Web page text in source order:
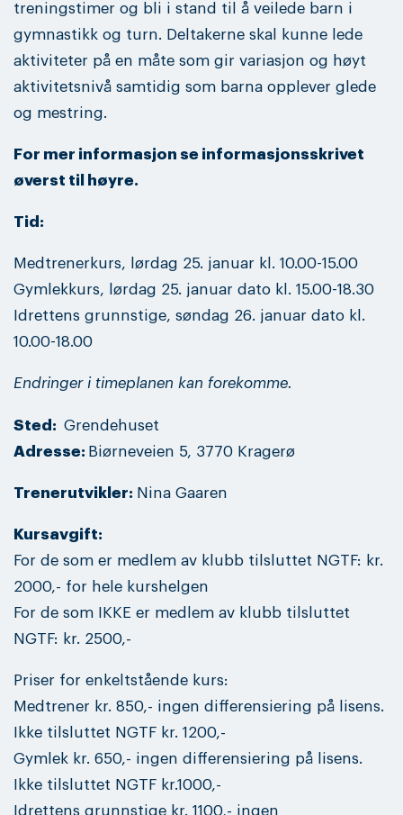
treningstimer og bli i stand til å veilede barn i
gymnastikk og turn. Deltakerne skal kunne lede
aktiviteter på en måte som gir variasjon og høyt
aktivitetsnivå samtidig som barna opplever glede
og mestring.
For mer informasjon se informasjonsskrivet
øverst til høyre.
Tid:
Medtrenerkurs, lørdag 25. januar kl. 10.00-15.00
Gymlekkurs, lørdag 25. januar dato kl. 15.00-18.30
Idrettens grunnstige, søndag 26. januar dato kl.
10.00-18.00
Endringer i timeplanen kan forekomme.
Sted: Grendehuset
Adresse: Biørneveien 5, 3770 Kragerø
Trenerutvikler: Nina Gaaren
Kursavgift:
For de som er medlem av klubb tilsluttet NGTF: kr.
2000,- for hele kurshelgen
For de som IKKE er medlem av klubb tilsluttet
NGTF: kr. 2500,-
Priser for enkeltstående kurs:
Medtrener kr. 850,- ingen differensiering på lisens.
Ikke tilsluttet NGTF kr. 1200,-
Gymlek kr. 650,- ingen differensiering på lisens.
Ikke tilsluttet NGTF kr.1000,-
Idrettens grunnstige kr. 1100,- ingen